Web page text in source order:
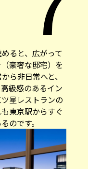
ると、広がって
豪奢な邸宅）を
ら非日常へと、
級感のあるイン
星レストランの
東京駅からすぐ
のです。